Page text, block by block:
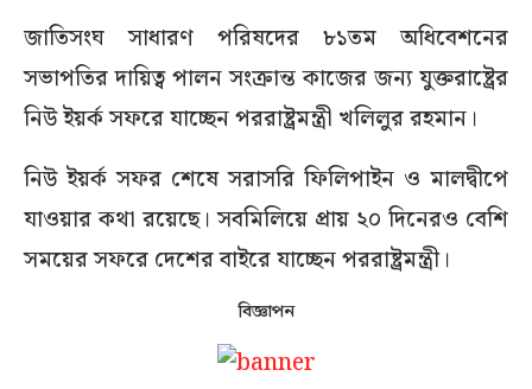
জাতিসংঘ সাধারণ পরিষদের ৮১তম অধিবেশনের
সভাপতির দায়িত্ব পালন সংক্রান্ত কাজের জন্য যুক্তরাষ্ট্রের
নিউ ইয়র্ক সফরে যাচ্ছেন পররাষ্ট্রমন্ত্রী খলিলুর রহমান।
নিউ ইয়র্ক সফর শেষে সরাসরি ফিলিপাইন ও মালদ্বীপে
যাওয়ার কথা রয়েছে। সবমিলিয়ে প্রায় ২০ দিনেরও বেশি
সময়ের সফরে দেশের বাইরে যাচ্ছেন পররাষ্ট্রমন্ত্রী।
বিজ্ঞাপন